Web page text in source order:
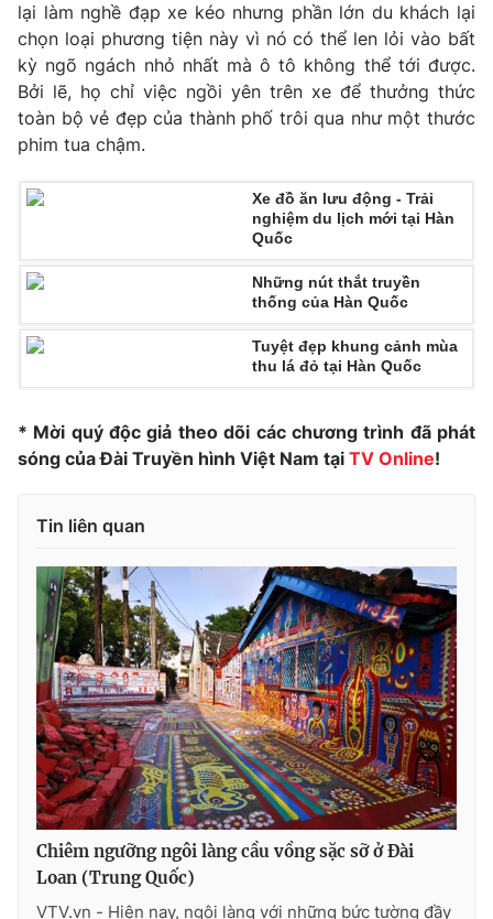
Video Shorts video
VTV Money VTV Thể thao
VTV Sức khoẻ
Tấm lòng Việt
VTV4 Vươn mình bằng AI
VTV9 VTV8
THỜI BÁO VTV
Theo dõi báo trên
Cơ quan chủ quản:Đài Truyền hình Việt Nam
Cơ quan báo chí:Thời báo VTV
Giấy phép hoạt động báo in và báo điện tử số 483/GP-BTTTT
cấp ngày 29/12/2023
Tổng Biên tập:Vũ Thanh Thủy
Phó Tổng Biên tập:Nguyễn Thị Mỹ Hạnh, Phạm Quốc Thắng,
Nguyễn Trọng Ninh
lại làm nghề đạp xe kéo nhưng phần lớn du khách lại
chọn loại phương tiện này vì nó có thể len lỏi vào bất
kỳ ngõ ngách nhỏ nhất mà ô tô không thể tới được.
Bởi lẽ, họ chỉ việc ngồi yên trên xe để thưởng thức
toàn bộ vẻ đẹp của thành phố trôi qua như một thước
phim tua chậm.
Xe đồ ăn lưu động - Trải
nghiệm du lịch mới tại Hàn
Quốc
Những nút thắt truyền
thống của Hàn Quốc
Tuyệt đẹp khung cảnh mùa
thu lá đỏ tại Hàn Quốc
* Mời quý độc giả theo dõi các chương trình đã phát
sóng của Đài Truyền hình Việt Nam tại TV Online!
Tin liên quan
Chiêm ngưỡng ngôi làng cầu vồng sặc sỡ ở Đài
Loan (Trung Quốc)
VTV.vn - Hiện nay, ngôi làng với những bức tường đầy